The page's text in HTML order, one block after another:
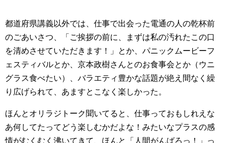
都道府県講義以外では、仕事で出会った電通の人の乾杯前
のごあいさつ、「ご挨拶の前に、まずは私の汚れたこの口
を清めさせていただきます！」とか、パニックムービーフ
ェスティバルとか、京本政樹さんとのお食事会とか（ウニ
グラス食べたい）、バラエティ豊かな話題が絶え間なく繰
り広げられて、あますとこなく楽しかった。
ほんとオリラジトーク聞いてると、仕事っておもしれえな
あ何してたってどう楽しむかだよな！みたいなプラスの感
情がむくむく沸いてきて、ほんと「人間がんばろっ！」っ